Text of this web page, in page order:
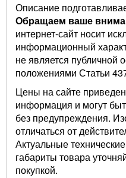
Описание
Обращаем ваше
интернет-сайт носит
информационный
не является публичной
положениями Статьи
Цены на сайте
информация и могут
без предупреждения.
отличаться от
Актуальные
габариты товара
покупкой.